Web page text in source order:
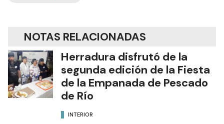
NOTAS RELACIONADAS
Herradura disfrutó de la
segunda edición de la Fiesta
de la Empanada de Pescado
de Río
INTERIOR